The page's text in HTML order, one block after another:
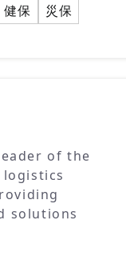
健保 災保
of the
solutions